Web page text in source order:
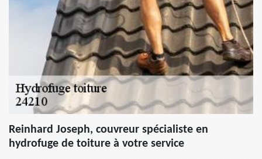
Reinhard Joseph, couvreur spécialiste en
hydrofuge de toiture à votre service